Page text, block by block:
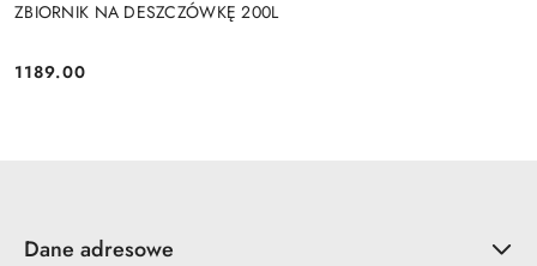
ZBIORNIK NA DESZCZÓWKĘ 200L
Cena:
1189.00
Dane adresowe